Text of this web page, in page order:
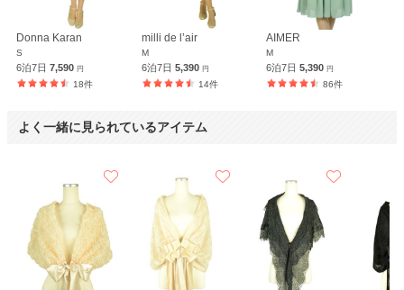
Donna Karan
S
6泊7日 7,590 円
18件
milli de l’air
M
6泊7日 5,390 円
14件
AIMER
M
6泊7日5,390円
86件
よく一緒に見られているアイテム